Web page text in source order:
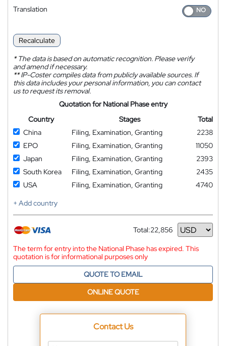
Translation
Recalculate
*The data is based on automatic recognition. Please verify
and amend if necessary.
**IP-Coster compiles data from publicly available sources. If
this data includes your personal information, you can contact
us to request its removal.
Quotation for National Phase entry
Country
Stages
Total
China
Filing, Examination, Granting
2238
EPO
Filing, Examination, Granting
11050
Japan
Filing, Examination, Granting
2393
South Korea
Filing, Examination, Granting
2435
USA
Filing, Examination, Granting
4740
+ Add country
Total:22,856
Currency
The term for entry into the National Phase has expired. This
quotation is for informational purposes only
QUOTE TO EMAIL
ONLINE QUOTE
Contact Us